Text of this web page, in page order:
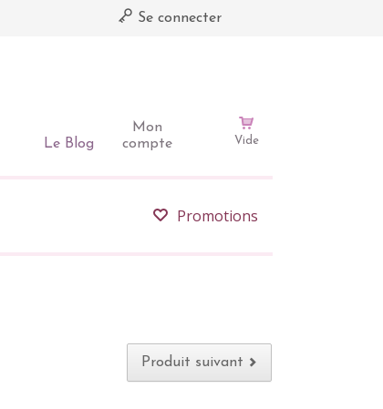
Se connecter
Mon
compte
Le Blog Vide
Promotions
Produit suivant